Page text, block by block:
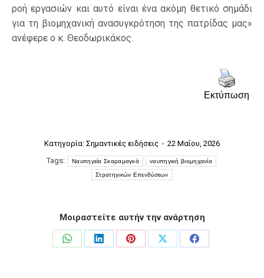
ροή εργασιών και αυτό είναι ένα ακόμη θετικό σημάδι
για τη βιομηχανική ανασυγκρότηση της πατρίδας μας»
ανέφερε ο κ. Θεοδωρικάκος.
Εκτύπωση
Κατηγορία: Σημαντικές ειδήσεις
22 Μαΐου, 2026
Tags:
Ναυπηγεία Σκαραμαγκά ναυπηγική βιομηχανία
Στρατηγικών Επενδύσεων
Μοιραστείτε αυτήν την ανάρτηση
Share
Share
Share
Share
Share